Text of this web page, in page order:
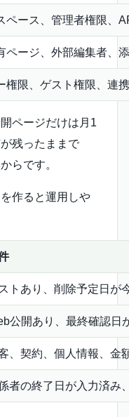
ペース、管理者権限、
ページ、外部編集者、
権限、ゲスト権限、連
ページだけは月1
残ったままで
らです。
作ると運用しや
トあり、削除予定日が
公開あり、最終確認日
、契約、個人情報、金
者の終了日が入力済み